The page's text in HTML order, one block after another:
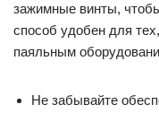
зажимные винты,
способ удобен для
паяльным
Не забывайте